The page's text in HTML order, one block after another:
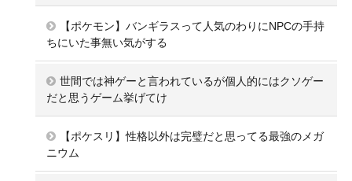
【ポケモン】バンギラスって人気のわりにNPCの手持
ちにいた事無い気がする
世間では神ゲーと言われているが個人的にはクソゲー
だと思うゲーム挙げてけ
【ポケスリ】性格以外は完璧だと思ってる最強のメガ
ニウム